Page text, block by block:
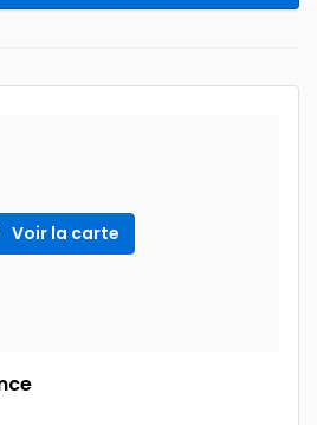
Voir la carte